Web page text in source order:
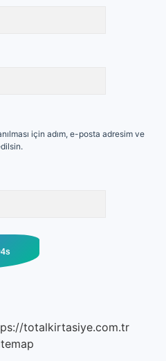
için adım, e-posta adresim ve
totalkirtasiye.com.tr